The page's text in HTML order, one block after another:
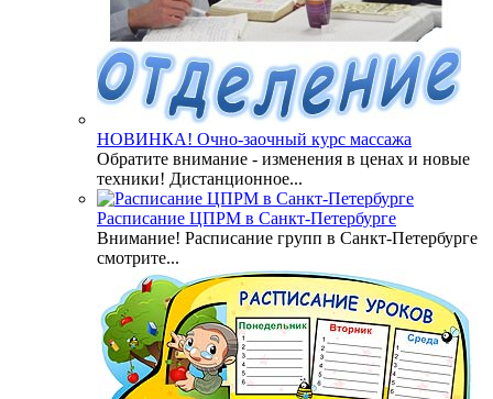
НОВИНКА! Очно-заочный курс массажа
Обратите внимание - изменения в ценах и новые
техники! Дистанционное...
Расписание ЦПРМ в Санкт-Петербурге
Внимание! Расписание групп в Санкт-Петербурге
смотрите...